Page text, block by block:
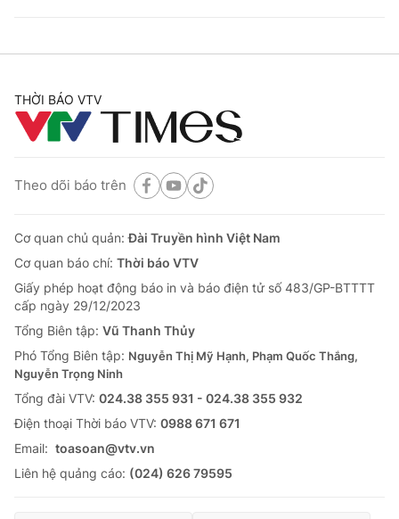
THỜI BÁO VTV
Theo dõi báo trên
Cơ quan chủ quản:Đài Truyền hình Việt Nam
Cơ quan báo chí: Thời báo VTV
Giấy phép hoạt động báo in và báo điện tử số 483/GP-BTTTT
cấp ngày 29/12/2023
Tổng Biên tập: Vũ Thanh Thủy
Phó Tổng Biên tập: Nguyễn Thị Mỹ Hạnh, Phạm Quốc Thắng,
Nguyễn Trọng Ninh
Tổng đài VTV: 024.38 355 931 - 024.38 355 932
Ðiện thoại Thời báo VTV: 0988 671 671
Email: toasoan@vtv.vn
Liên hệ quảng cáo: (024) 626 79595